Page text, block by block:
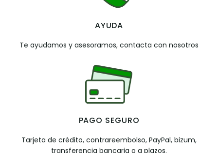
AYUDA
Te ayudamos y asesoramos, contacta con nosotros
PAGO SEGURO
Tarjeta de crédito, contrareembolso, PayPal, bizum,
transferencia bancaria o a plazos.